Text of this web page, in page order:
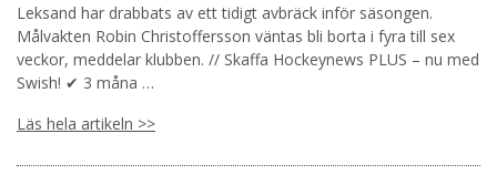
Leksand har drabbats av ett tidigt avbräck inför säsongen.
Målvakten Robin Christoffersson väntas bli borta i fyra till sex
veckor, meddelar klubben. // Skaffa Hockeynews PLUS – nu med
Swish! ✔ 3 måna …
Läs hela artikeln >>